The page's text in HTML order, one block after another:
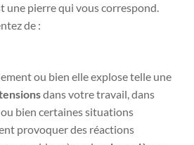
une pierre qui vous correspond.
de :
ou bien elle explose telle une
dans votre travail, dans
bien certaines situations
provoquer des réactions